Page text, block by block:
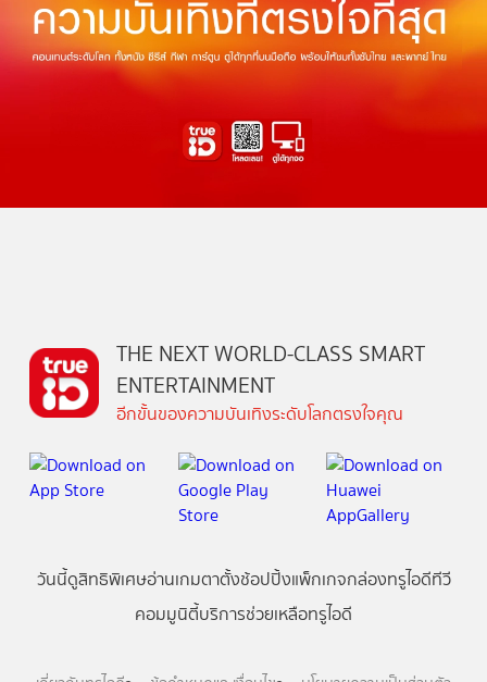
THE NEXT WORLD-CLASS SMART
ENTERTAINMENT
อีกขั้นของความบันเทิงระดับโลกตรงใจคุณ
วันนี้ดูสิทธิพิเศษอ่านเกมตาตั้งช้อปปิ้งแพ็กเกจกล่องทรูไอดีทีวี
คอมมูนิตี้บริการช่วยเหลือทรูไอดี